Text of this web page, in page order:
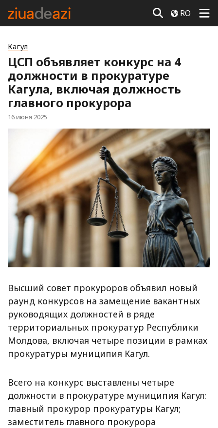
RO
Кагул
ЦСП объявляет конкурс на 4
должности в прокуратуре
Кагула, включая должность
главного прокурора
16 июня 2025
Высший совет прокуроров объявил новый
раунд конкурсов на замещение вакантных
руководящих должностей в ряде
территориальных прокуратур Республики
Молдова, включая четыре позиции в рамках
прокуратуры муниципия Кагул.
Всего на конкурс выставлены четыре
должности в прокуратуре муниципия Кагул:
главный прокурор прокуратуры Кагул;
заместитель главного прокурора